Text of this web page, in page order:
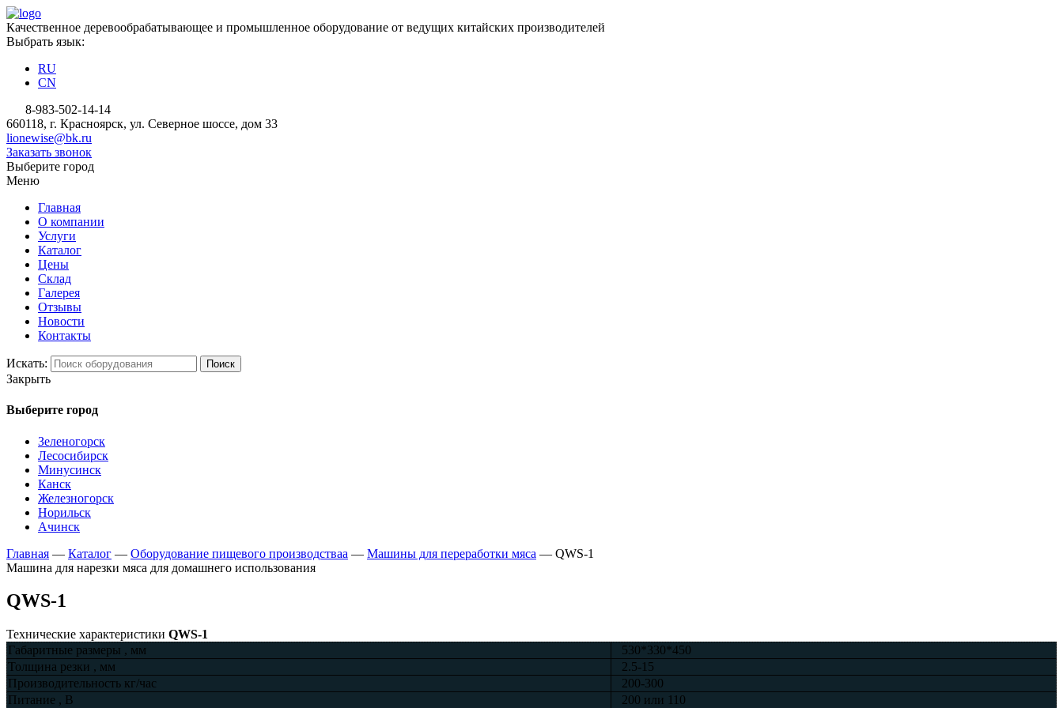
Качественное деревообрабатывающее и промышленное оборудование от ведущих китайских производителей
Выбрать язык:
RU
CN
8-983-502-14-14
660118, г. Красноярск, ул. Северное шоссе, дом 33
lionewise@bk.ru
Заказать звонок
Выберите город
Меню
Главная
О компании
Услуги
Каталог
Цены
Склад
Галерея
Отзывы
Новости
Контакты
Искать: Поиск
Закрыть
Выберите город
Зеленогорск
Лесосибирск
Минусинск
Канск
Железногорск
Норильск
Ачинск
Главная — Каталог — Оборудование пищевого производстваа — Машины для переработки мяса — QWS-1
Машина для нарезки мяса для домашнего использования
QWS-1
Технические характеристики QWS-1
Габаритные размеры , мм
530*330*450
Толщина резки , мм
2.5-15
Производительность кг/час
200-300
Питание , В
200 или 110